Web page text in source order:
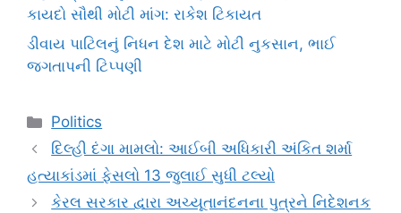
કાયદો સૌથી મોટી માંગ: રાકેશ ટિકાયત
ડીવાય પાટિલનું નિધન દેશ માટે મોટી નુકસાન, ભાઈ
જગતાપની ટિપ્પણી
Categories
Politics
દિલ્હી દંગા મામલો: આઈબી અધિકારી અંકિત શર્મા
હત્યાકાંડમાં ફેસલો 13 જુલાઈ સુધી ટલ્યો
કેરલ સરકાર દ્વારા અચ્યૂતાનંદનના પુત્રને નિદેશનક